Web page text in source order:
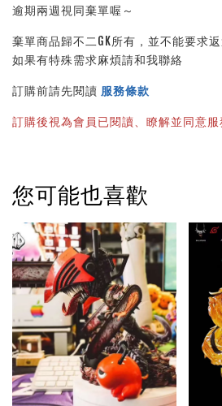
逾期兩週視同棄單喔～
棄單商品歸不二GK所有，並不能要求
如果有特殊需求麻煩請和我聯絡
訂購前請先閱讀 服務條款
訂購後視為會員已閱讀、瞭解並同意服
您可能也喜歡